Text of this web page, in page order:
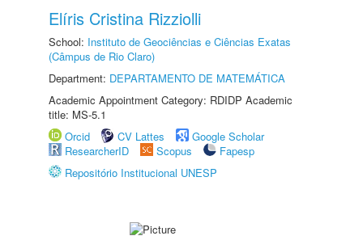
Elíris Cristina Rizziolli
School: Instituto de Geociências e Ciências Exatas
(Câmpus de Rio Claro)
Department: DEPARTAMENTO DE MATEMÁTICA
Academic Appointment Category: RDIDP Academic
title: MS-5.1
Orcid
CV Lattes
Google Scholar
ResearcherID
Scopus
Fapesp
Repositório Institucional UNESP